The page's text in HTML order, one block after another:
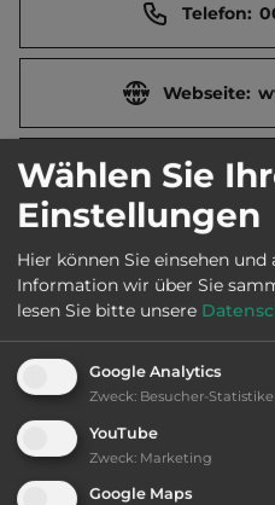
Telefon:
Webseite:
Telefon:
Ausstattung:
bis 25,- Euro
Lage: schön
Wählen Sie
Einstellungen
Hier können Sie einsehen und
Information wir über Sie
lesen Sie bitte unsere
Google Analytics
Zweck: Besucher-
YouTube
Zweck: Marketing
Google Maps